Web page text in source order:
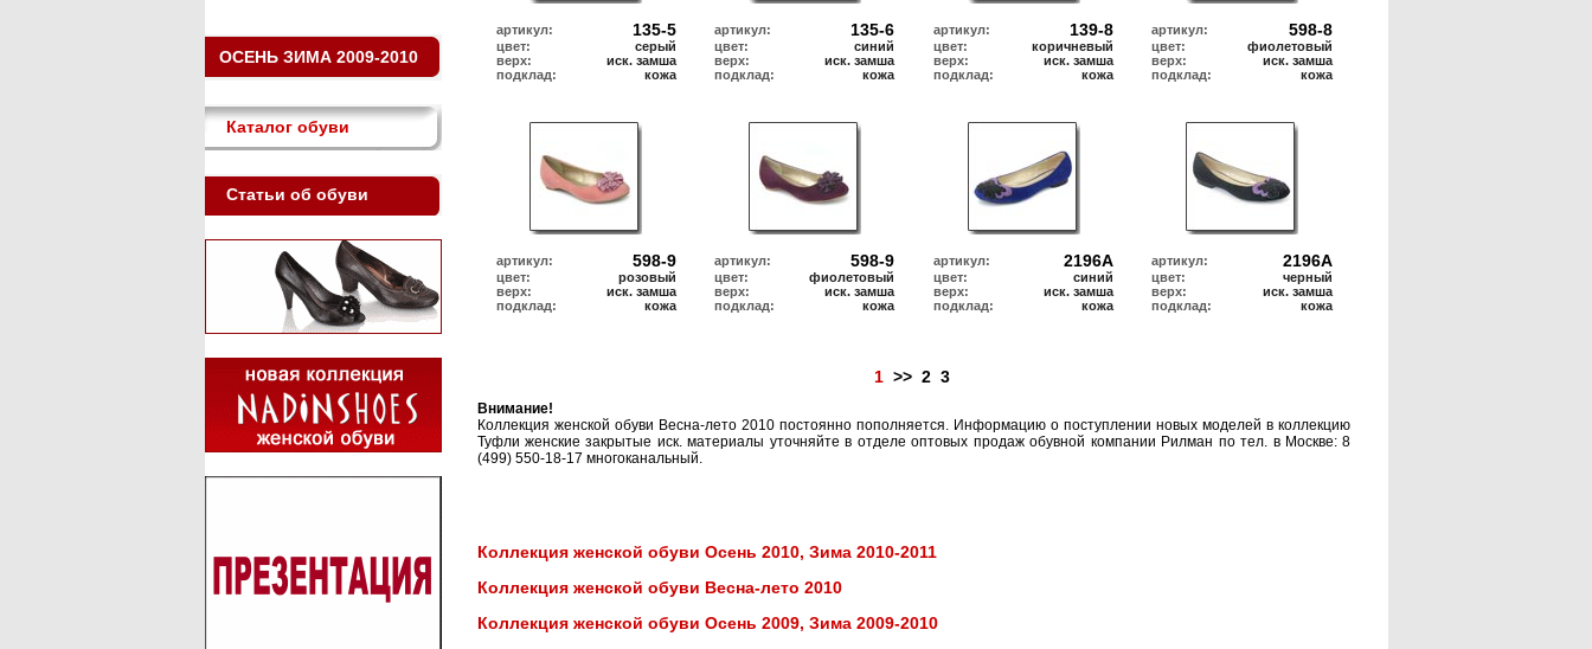
ОСЕНЬ ЗИМА 2009-2010
Каталог обуви
Статьи об обуви
артикул: 135-5
цвет:
серый
верх:
иск. замша
подклад:
кожа
артикул: 135-6
цвет:
синий
верх:
иск. замша
подклад:
кожа
артикул: 139-8
цвет:
коричневый
верх:
иск. замша
подклад:
кожа
артикул: 598-8
цвет:
фиолетовый
верх:
иск. замша
подклад:
кожа
артикул: 598-9
цвет:
розовый
верх:
иск. замша
подклад:
кожа
артикул: 598-9
цвет:
фиолетовый
верх:
иск. замша
подклад:
кожа
артикул: 2196А
цвет:
синий
верх:
иск. замша
подклад:
кожа
артикул: 2196А
цвет:
черный
верх:
иск. замша
подклад:
кожа
1>> 2 3
Внимание!
Коллекция женской обуви Весна-лето 2010 постоянно пополняется. Информацию о поступлении новых моделей в коллекцию
Туфли женские закрытые иск. материалы уточняйте в отделе оптовых продаж обувной компании Рилман по тел. в Москве: 8
(499) 550-18-17 многоканальный.
Коллекция женской обуви Осень 2010, Зима 2010-2011
Коллекция женской обуви Весна-лето 2010
Коллекция женской обуви Осень 2009, Зима 2009-2010